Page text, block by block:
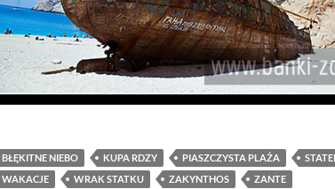
BŁĘKITNE NIEBO KUPA RDZY PIASZCZYSTA PLAŻA
WAKACJE
WRAK STATKU ZAKYNTHOS
ZANTE